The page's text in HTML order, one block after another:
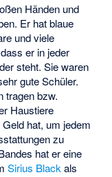
Händen und
Er hat blaue
und viele
er in jeder
steht. Sie waren
gute Schüler.
tragen bzw.
Haustiere
Geld hat, um jedem
zu
hat er eine
Sirius Black als